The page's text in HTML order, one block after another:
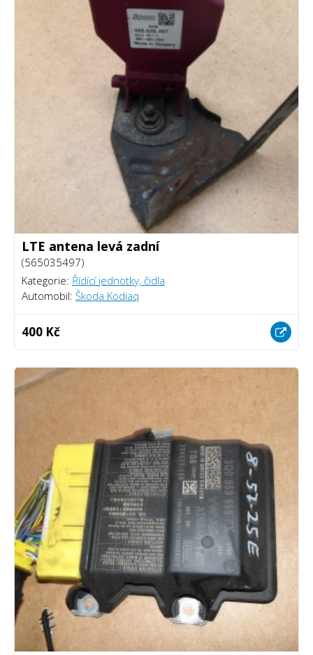
LTE antena levá zadní
(565035497)
Kategorie: Řídící jednotky, čidla
Automobil: Škoda Kodiaq
400 Kč